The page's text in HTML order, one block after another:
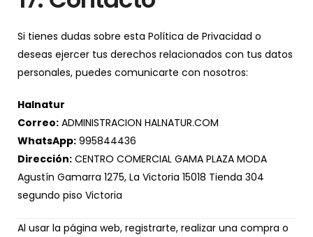
Si tienes dudas sobre esta Política de Privacidad o
deseas ejercer tus derechos relacionados con tus datos
personales, puedes comunicarte con nosotros:
Halnatur
Correo: ADMINISTRACION HALNATUR.COM
WhatsApp: 995844436
Dirección: CENTRO COMERCIAL GAMA PLAZA MODA
Agustín Gamarra 1275, La Victoria 15018 Tienda 304
segundo piso Victoria
Al usar la página web, registrarte, realizar una compra o